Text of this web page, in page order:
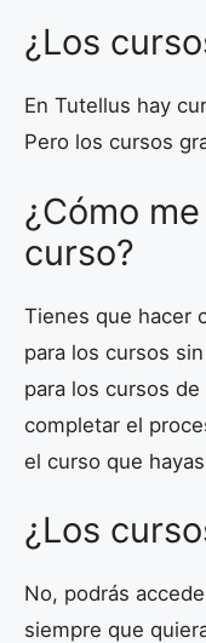
¿Los
En Tutellus hay
Pero los cursos
¿Cómo
curso?
Tienes que hacer
para los cursos
para los cursos
completar el
el curso que
¿Los
No, podrás
siempre que